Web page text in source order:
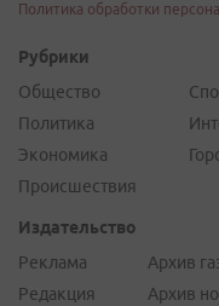
Политика обработки
Рубрики
Общество
Политика
Экономика
Происшествия
Издательство
Реклама
Редакция
Архив
Архив